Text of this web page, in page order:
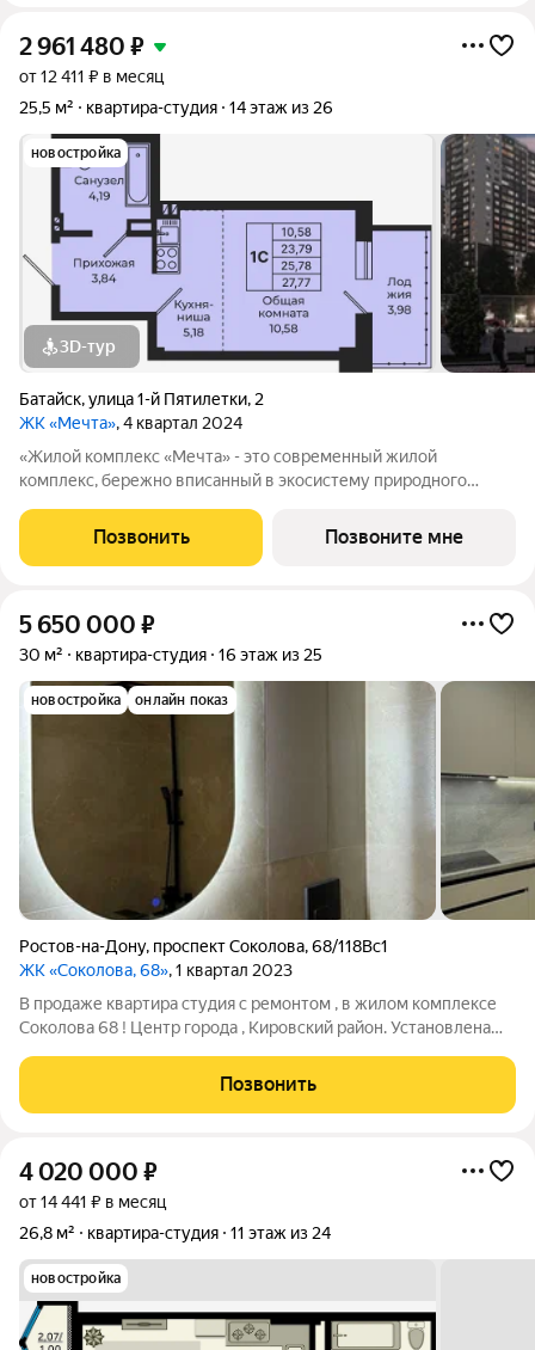
2 961 480 ₽
от 12 411 ₽ в месяц
25,5 м²
квартира-студия 14 этаж из 26
новостройка
3D-тур
Батайск,улица 1-й Пятилетки, 2
ЖК «Мечта», 4 квартал 2024
«Жилой комплекс «Мечта» - это современный жилой
комплекс, бережно вписанный в экосистему природного
Пятилетки. Находясь в 10-ти минутах езды от центра одного из
крупнейших мегаполисов юга
Позвонить Позвоните мне
5 650 000 ₽
30 м² квартира-студия 16 этаж из 25
новостройка онлайн показ
Ростов-на-Дону, проспект Соколова,68/118Вс1
ЖК «Соколова, 68», 1 квартал 2023
В продаже квартира студия с ремонтом , в жилом комплексе
Соколова 68 ! Центр города , Кировский район. Установлена
Позвонить
4 020 000 ₽
от 14 441 ₽ в месяц
26,8 м²
квартира-студия 11 этаж из 24
новостройка